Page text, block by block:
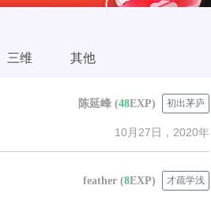
三维 其他
陈延峰 (48EXP) 初出茅庐
10月27日，2020年
feather (8EXP) 才疏学浅